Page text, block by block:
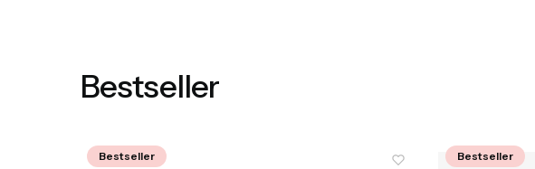
Bestseller
Bestseller Bestseller